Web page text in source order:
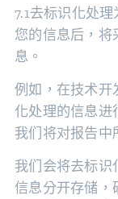
7.1去标识化处
您的信息后，将
息。
例如，在技术开
化处理的信息进
我们将对报告中
我们会将去标识
信息分开存储，